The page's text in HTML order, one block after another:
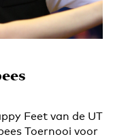
Feet van de UT
Toernooi voor